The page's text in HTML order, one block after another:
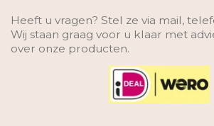
Heeft u vragen? Stel ze via mail,
Wij staan graag voor u klaar met
over onze producten.